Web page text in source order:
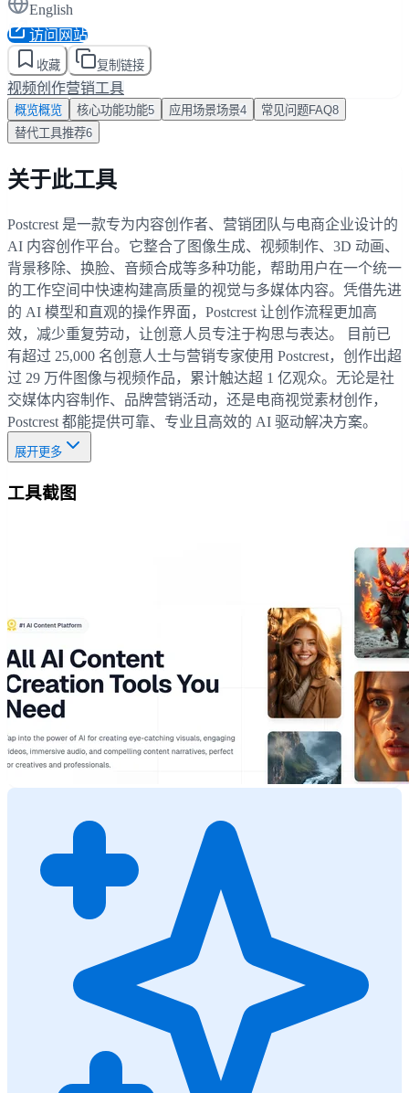
English
访问网站
收藏 复制链接
视频创作营销工具
概览概览 核心功能功能5 应用场景场景4 常见问题 FAQ8
替代工具推荐6
关于此工具
Postcrest 是一款专为内容创作者、营销团队与电商企业设计的
AI 内容创作平台。它整合了图像生成、视频制作、3D 动画、
背景移除、换脸、音频合成等多种功能，帮助用户在一个统一
的工作空间中快速构建高质量的视觉与多媒体内容。凭借先进
的 AI 模型和直观的操作界面，Postcrest 让创作流程更加高
效，减少重复劳动，让创意人员专注于构思与表达。 目前已
有超过 25,000 名创意人士与营销专家使用 Postcrest，创作出超
过 29 万件图像与视频作品，累计触达超 1 亿观众。无论是社
交媒体内容制作、品牌营销活动，还是电商视觉素材创作，
Postcrest 都能提供可靠、专业且高效的 AI 驱动解决方案。
展开更多
工具截图